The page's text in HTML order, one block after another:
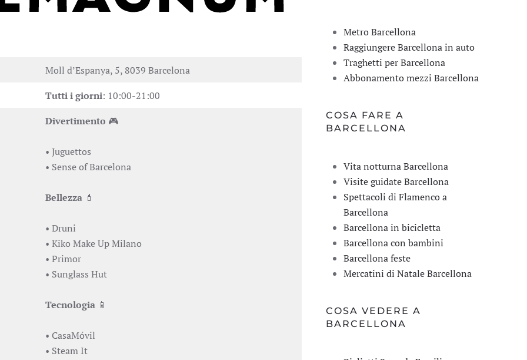
Moll d’Espanya, 5, 8039 Barcelona
Tutti i giorni: 10:00-21:00
Divertimento 🎮
• Juguettos
• Sense of Barcelona
Bellezza 💄
• Druni
• Kiko Make Up Milano
• Primor
• Sunglass Hut
Tecnologia 📱
• CasaMóvil
• Steam It
Metro Barcellona
Raggiungere Barcellona in auto
Traghetti per Barcellona
Abbonamento mezzi Barcellona
COSA FARE A
BARCELLONA
Vita notturna Barcellona
Visite guidate Barcellona
Spettacoli di Flamenco a
Barcellona
Barcellona in bicicletta
Barcellona con bambini
Barcellona feste
Mercatini di Natale Barcellona
COSA VEDERE A
BARCELLONA